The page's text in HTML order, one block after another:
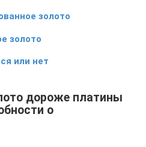
золото
золото
или нет
дороже платины
о